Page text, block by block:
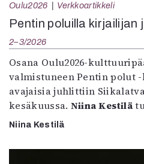
Oulu2026 Verkkoartikkeli
Pentin poluilla kirjailijan
2–3/2026
Osana Oulu2026-
valmistuneen Pentin polut
avajaisia juhlittiin
kesäkuussa. Niina Kestilä
Niina Kestilä